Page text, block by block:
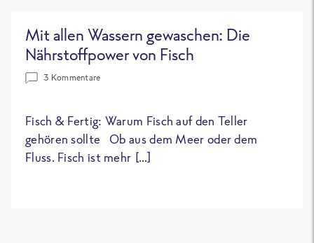
Mit allen Wassern gewaschen: Die
Nährstoffpower von Fisch
3 Kommentare
Fisch & Fertig: Warum Fisch auf den Teller
gehören sollte Ob aus dem Meer oder dem
Fluss. Fisch ist mehr […]